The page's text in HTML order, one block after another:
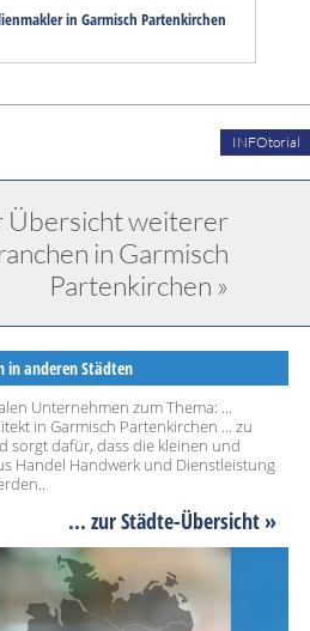
in Garmisch Partenkirchen
INFOtorial
Übersicht weiterer
in Garmisch
Partenkirchen »
in anderen Städten
Unternehmen zum Thema: ...
in Garmisch Partenkirchen ... zu
sorgt dafür, dass die kleinen und
Handel Handwerk und Dienstleistung
... zur Städte-Übersicht »